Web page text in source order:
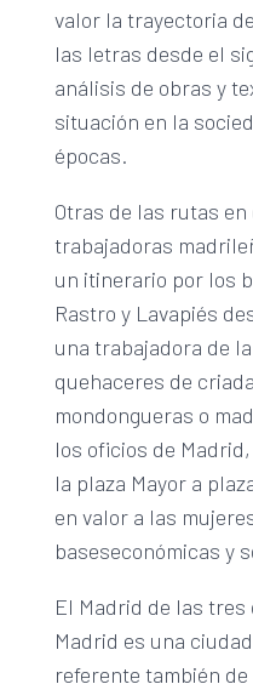
valor la trayectoria
las letras desde el
análisis de obras y
situación en la
épocas.
Otras de las rutas
trabajadoras
un itinerario por los
Rastro y Lavapiés
una trabajadora de
quehaceres de
mondongueras o
los oficios de
la plaza Mayor a
en valor a las
baseseconómicas y
El Madrid de las
Madrid es una
referente también